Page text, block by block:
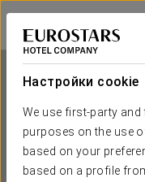
Настройки cookie
We use first-party
purposes on the use
based on your
based on a profile
Exe Guadalete
КАДИС - ХЕРЕС-ДЕ-ЛА-
КАДИС -